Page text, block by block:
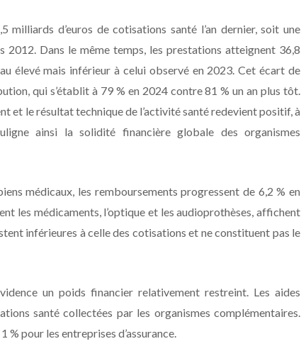
milliards d’euros de cotisations santé l’an dernier, soit une
2012. Dans le même temps, les prestations atteignent 36,8
élevé mais inférieur à celui observé en 2023. Cet écart de
qui s’établit à 79 % en 2024 contre 81 % un an plus tôt.
et le résultat technique de l’activité santé redevient positif, à
ainsi la solidité financière globale des organismes
médicaux, les remboursements progressent de 6,2 % en
les médicaments, l’optique et les audioprothèses, affichent
inférieures à celle des cotisations et ne constituent pas le
un poids financier relativement restreint. Les aides
santé collectées par les organismes complémentaires.
pour les entreprises d’assurance.